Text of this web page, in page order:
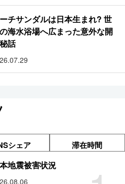
チサンダルは日本生まれ? 世
海水浴場へ広まった意外な開
話
シェア 滞在時間
地震被害状況